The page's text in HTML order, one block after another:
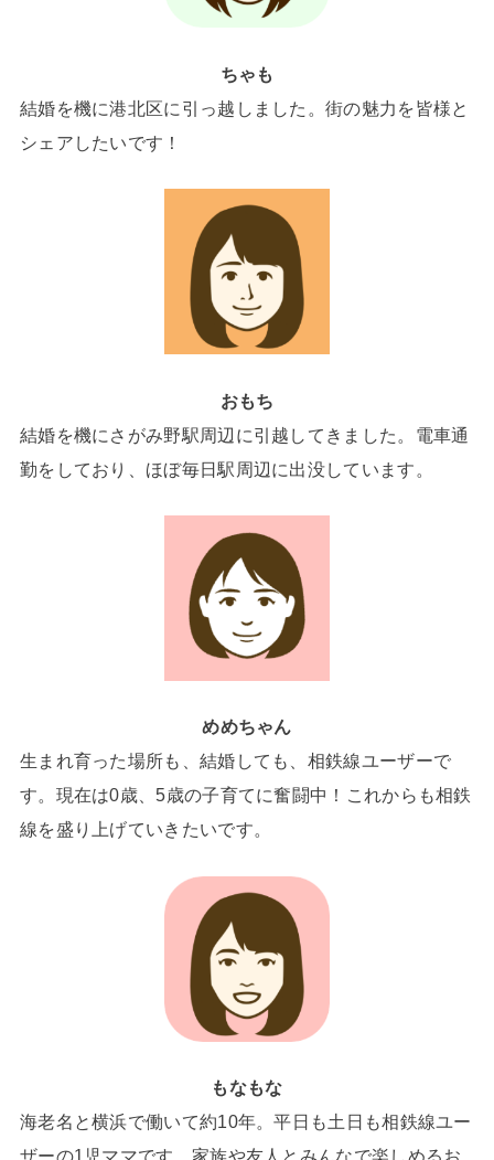
ちゃも
結婚を機に港北区に引っ越しました。街の魅力を皆様と
シェアしたいです！
おもち
結婚を機にさがみ野駅周辺に引越してきました。電車通
勤をしており、ほぼ毎日駅周辺に出没しています。
めめちゃん
生まれ育った場所も、結婚しても、相鉄線ユーザーで
す。現在は0歳、5歳の子育てに奮闘中！これからも相鉄
線を盛り上げていきたいです。
もなもな
海老名と横浜で働いて約10年。平日も土日も相鉄線ユー
ザーの1児ママです。家族や友人とみんなで楽しめるお